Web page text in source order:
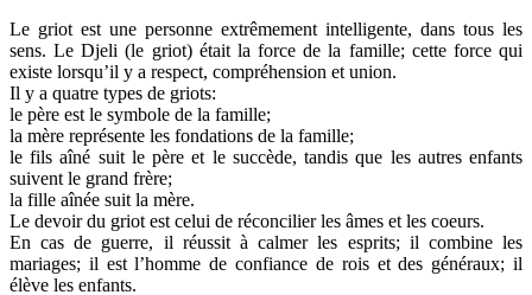
Le griot est une personne extrêmement intelligente, dans tous les
sens. Le Djeli (le griot) était la force de la famille; cette force qui
existe lorsqu’il y a respect, compréhension et union.
Il y a quatre types de griots:
le père est le symbole de la famille;
la mère représente les fondations de la famille;
le fils aîné suit le père et le succède, tandis que les autres enfants
suivent le grand frère;
la fille aînée suit la mère.
Le devoir du griot est celui de réconcilier les âmes et les coeurs.
En cas de guerre, il réussit à calmer les esprits; il combine les
mariages; il est l’homme de confiance de rois et des généraux; il
élève les enfants.